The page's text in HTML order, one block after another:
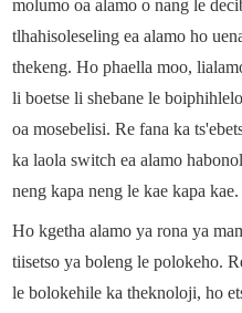
molumo oa alamo o nang le
tlhahisoleseling ea alamo ho
thekeng. Ho phaella moo,
li boetse li shebane le
oa mosebelisi. Re fana ka
ka laola switch ea alamo
neng kapa neng le kae kapa kae.
Ho kgetha alamo ya rona ya
tiisetso ya boleng le polokeho.
le bolokehile ka theknoloji, ho